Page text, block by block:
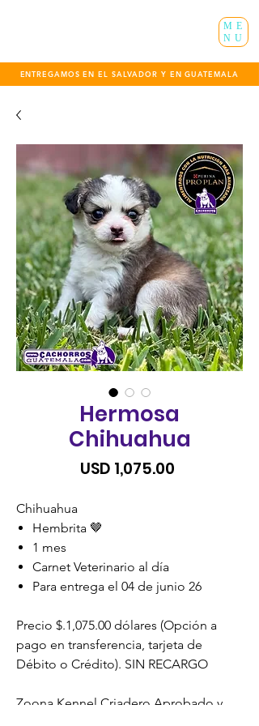
ENTREGAMOS EN EL SALVADOR Y EN GUATEMALA
ME
NU
Hermosa
Chihuahua
USD 1,075.00
Chihuahua
Hembrita 🤎
1 mes
Carnet Veterinario al día
Para entrega el 04 de junio 26
Precio $.1,075.00 dólares (Opción a
pago en transferencia, tarjeta de
Débito o Crédito). SIN RECARGO
Zoona Kennel Criadero Aprobado y